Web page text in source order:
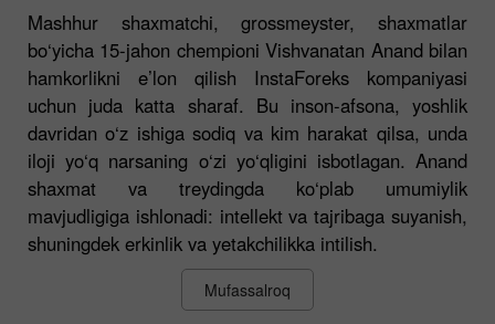
Mashhur shaxmatchi, grossmeyster, shaxmatlar
bo‘yicha 15-jahon chempioni Vishvanatan Anand bilan
hamkorlikni e’lon qilish InstaForeks kompaniyasi
uchun juda katta sharaf. Bu inson-afsona, yoshlik
davridan o‘z ishiga sodiq va kim harakat qilsa, unda
iloji yo‘q narsaning o‘zi yo‘qligini isbotlagan. Anand
shaxmat va treydingda ko‘plab umumiylik
mavjudligiga ishlonadi: intellekt va tajribaga suyanish,
shuningdek erkinlik va yetakchilikka intilish.
Mufassalroq